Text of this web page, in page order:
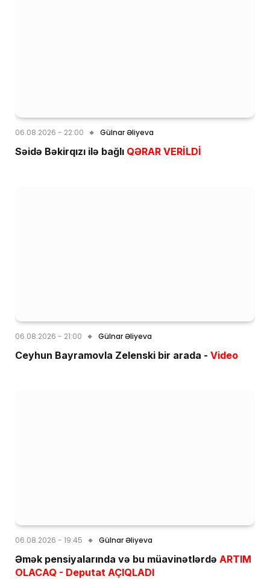
06.08.2026 - 22:00 Gülnar Əliyeva
Səidə Bəkirqızı ilə bağlı QƏRAR VERİLDİ
06.08.2026 - 21:00 Gülnar Əliyeva
Ceyhun Bayramovla Zelenski bir arada - Video
06.08.2026 - 19:45 Gülnar Əliyeva
Əmək pensiyalarında və bu müavinətlərdə ARTIM
OLACAQ - Deputat AÇIQLADI